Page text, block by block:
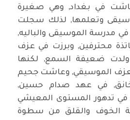
عاشت في بغداد, وهي صغيرة
وتعلمها, لذلك سجلت
مدرسة الموسيقى والباليه,
محترفين, وبرزت في عزف
ولدت ضعيفة السمع, لكنها
الموسيقي, وعاشت جحيم
في عهد صدام حسين,
تدهور المستوى المعيشي
الخوف والقلق من سطوة